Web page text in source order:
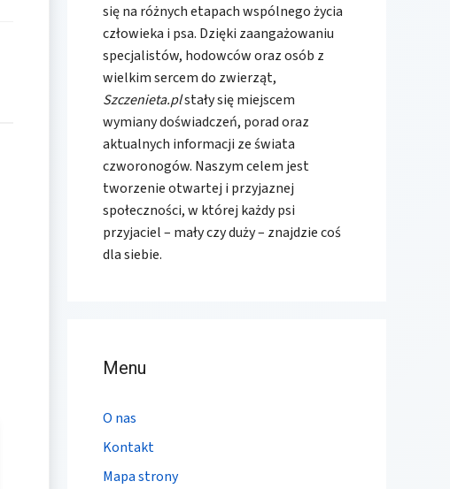
się na różnych etapach wspólnego życia
człowieka i psa. Dzięki zaangażowaniu
specjalistów, hodowców oraz osób z
wielkim sercem do zwierząt,
Szczenieta.plstały się miejscem
wymiany doświadczeń, porad oraz
aktualnych informacji ze świata
czworonogów. Naszym celem jest
tworzenie otwartej i przyjaznej
społeczności, w której każdy psi
przyjaciel – mały czy duży – znajdzie coś
dla siebie.
Menu
O nas
Kontakt
Mapa strony